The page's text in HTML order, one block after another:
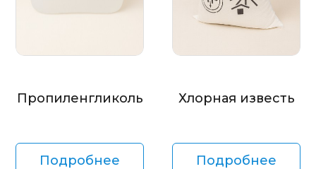
Пропиленгликоль
Подробнее
Хлорная известь
Подробнее